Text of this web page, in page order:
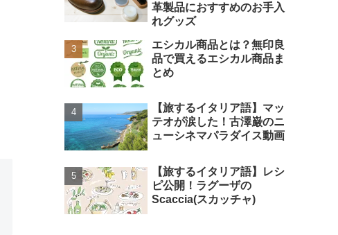
革製品におすすめのお手入
れグッズ
エシカル商品とは？無印良
品で買えるエシカル商品ま
とめ
【旅するイタリア語】マッ
テオが涙した！古澤巌のニ
ューシネマパラダイス動画
【旅するイタリア語】レシ
ピ公開！ラグーザの
Scaccia(スカッチャ)